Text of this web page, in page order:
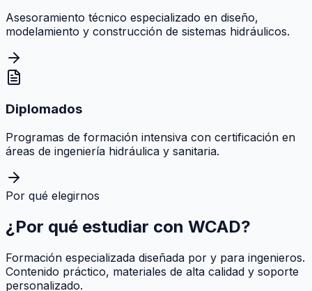
Asesoramiento técnico especializado en diseño,
modelamiento y construcción de sistemas hidráulicos.
Diplomados
Programas de formación intensiva con certificación en
áreas de ingeniería hidráulica y sanitaria.
Por qué elegirnos
¿Por qué estudiar con WCAD?
Formación especializada diseñada por y para ingenieros.
Contenido práctico, materiales de alta calidad y soporte
personalizado.